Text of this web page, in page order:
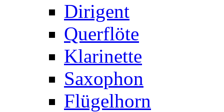
Dirigent
Querflöte
Klarinette
Saxophon
Flügelhorn